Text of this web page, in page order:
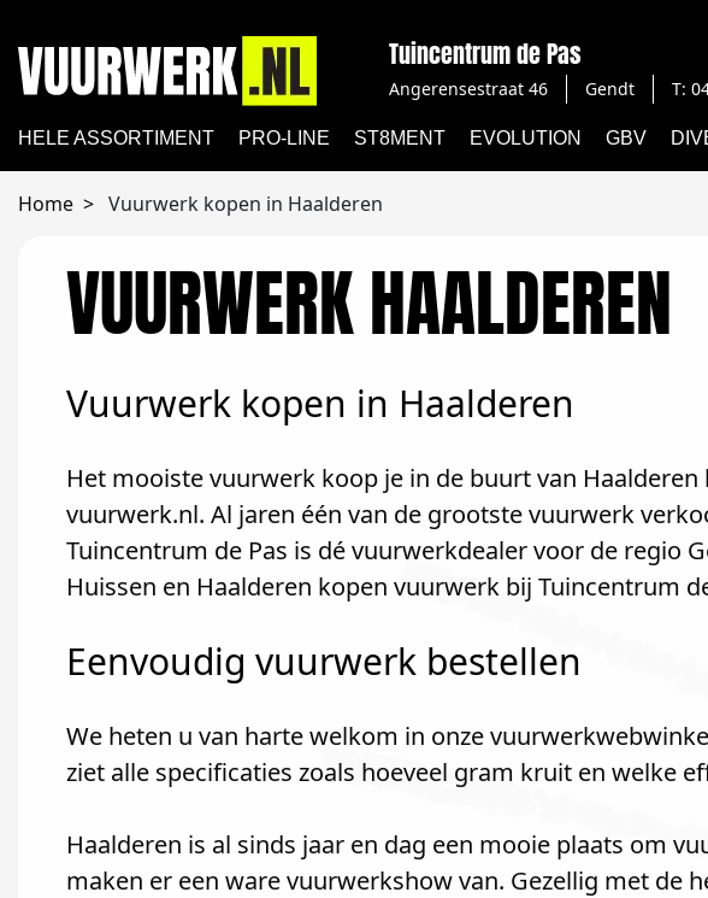
Tuincentrum de Pas
Angerensestraat 46 Gendt T:
HELE ASSORTIMENT PRO-LINE ST8MENT EVOLUTION GBV
Home Vuurwerk kopen in Haalderen
VUURWERK HAALDEREN
Vuurwerk kopen in Haalderen
Het mooiste vuurwerk koop je in de buurt van
vuurwerk.nl. Al jaren één van de grootste vuurwerk
Tuincentrum de Pas is dé vuurwerkdealer voor de regio
Huissen en Haalderen kopen vuurwerk bij Tuincentrum
Eenvoudig vuurwerk bestellen
We heten u van harte welkom in onze
ziet alle specificaties zoals hoeveel gram kruit en welke
Haalderen is al sinds jaar en dag een mooie plaats om
maken er een ware vuurwerkshow van. Gezellig met de